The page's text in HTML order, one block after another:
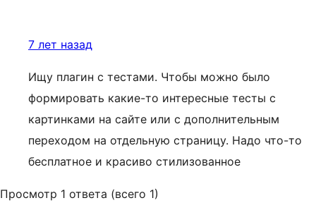
7 лет назад
Ищу плагин с тестами. Чтобы можно было
формировать какие-то интересные тесты с
картинками на сайте или с дополнительным
переходом на отдельную страницу. Надо что-то
бесплатное и красиво стилизованное
Просмотр 1 ответа (всего 1)